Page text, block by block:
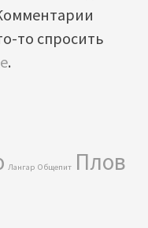
то спросить
.
Лангар Общепит Плов